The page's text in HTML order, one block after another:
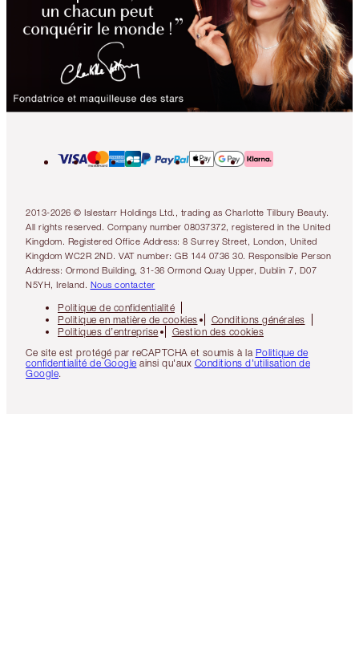
2013-2026 © Islestarr Holdings Ltd., trading as Charlotte Tilbury Beauty.
All rights reserved. Company number 08037372, registered in the United
Kingdom. Registered Office Address: 8 Surrey Street, London, United
Kingdom WC2R 2ND. VAT number: GB 144 0736 30. Responsible Person
Address: Ormond Building, 31-36 Ormond Quay Upper, Dublin 7, D07
N5YH, Ireland. Nous contacter
Politique de confidentialité
Politique en matière de cookies
Conditions générales
Politiques d’entreprise
Gestion des cookies
Ce site est protégé par reCAPTCHA et soumis à la Politique de
confidentialité de Google ainsi qu'aux Conditions d'utilisation de
Google.